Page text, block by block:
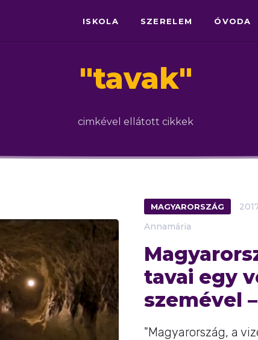
ISKOLA SZERELEM ÓVODA
"tavak"
cimkével ellátott cikkek
MAGYARORSZÁG
Annamária
tavai egy
szemével
"Magyarország, a